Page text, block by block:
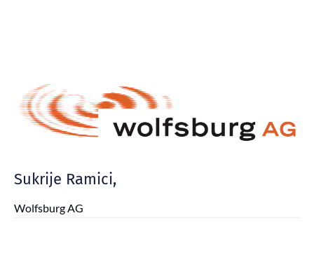
Sukrije Ramici,
Wolfsburg AG